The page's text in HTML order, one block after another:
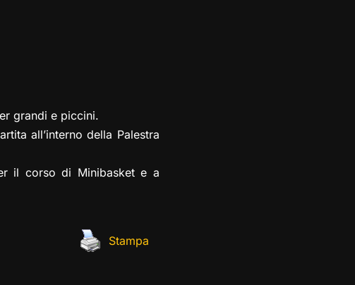
grandi e piccini.
all’interno della Palestra
il corso di Minibasket e a
Stampa